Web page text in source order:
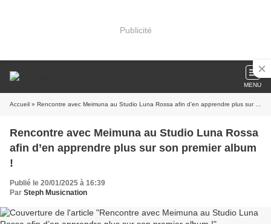
Publicité
MENU
Accueil » Rencontre avec Meimuna au Studio Luna Rossa afin d’en apprendre plus sur son premier album !
Rencontre avec Meimuna au Studio Luna Rossa
afin d’en apprendre plus sur son premier album
!
Publié le 20/01/2025 à 16:39
Par Steph Musicnation